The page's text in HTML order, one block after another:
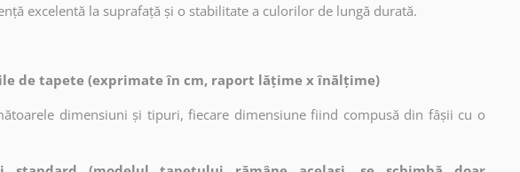
excelentă la suprafață și o stabilitate a culorilor de lungă durată.
de tapete (exprimate în cm, raport lățime x înălțime)
dimensiuni și tipuri, fiecare dimensiune fiind compusă din fâșii cu o